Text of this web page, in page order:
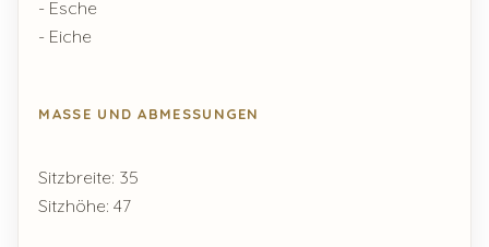
- Esche
- Eiche
MASSE UND ABMESSUNGEN
Sitzbreite: 35
Sitzhöhe: 47